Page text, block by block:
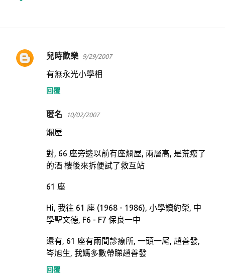
留
兒時歡樂 9/29/2007
有無永光小學相
回覆
匿名 10/02/2007
爛屋
對, 66 座旁邊以前有座爛屋, 兩層高, 是荒癈了
的酒 樓後來拆便試了救互站
61 座
Hi, 我往 61 座 (1968 - 1986), 小學讀約榮, 中
學聖文德, F6 - F7 保良一中
還有, 61 座有兩間診療所, 一頭一尾, 趙善發,
岑旭生, 我媽多數帶睇趙善發
回覆